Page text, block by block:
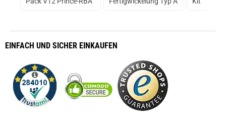
EINFACH UND SICHER EINKAUFEN